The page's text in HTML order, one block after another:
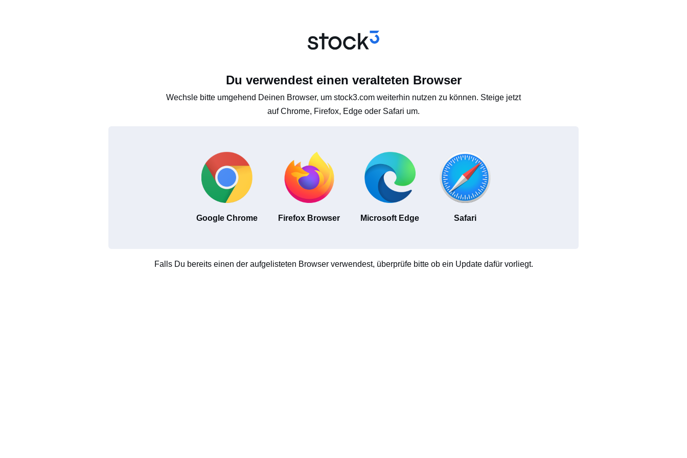
Du verwendest einen veralteten Browser
Wechsle bitte umgehend Deinen Browser, um stock3.com weiterhin nutzen zu können. Steige jetzt
auf Chrome, Firefox, Edge oder Safari um.
Google Chrome Firefox Browser Microsoft Edge Safari
Falls Du bereits einen der aufgelisteten Browser verwendest, überprüfe bitte ob ein Update dafür vorliegt.